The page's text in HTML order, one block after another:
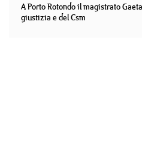
A Porto Rotondo il magistrato
giustizia e del Csm